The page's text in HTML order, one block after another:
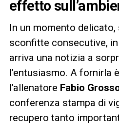
effetto
In un momento delicato,
sconfitte consecutive,
arriva una notizia a
l’entusiasmo. A fornirla
l’allenatore Fabio
conferenza stampa di
recupero tanto